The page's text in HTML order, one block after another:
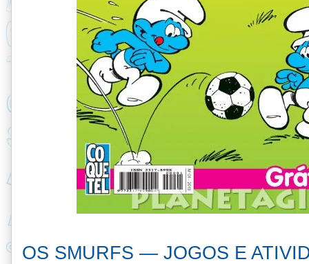
OS SMURFS — JOGOS E